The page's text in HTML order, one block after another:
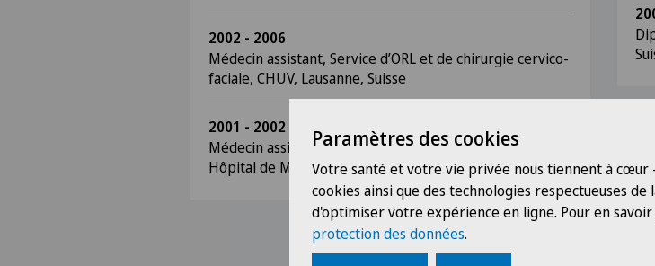
2002 - 2006
Médecin assistant, Service d’ORL et de chirurgie cervico-
faciale, CHUV, Lausanne, Suisse
2001 - 2002
Médecin assistant, Service de chirurgie générale,
Hôpital de Morges, Suisse
Paramètres des cookies
Votre santé et votre vie privée nous tiennent à cœur
cookies ainsi que des technologies respectueuses
d'optimiser votre expérience en ligne. Pour en
protection des données.